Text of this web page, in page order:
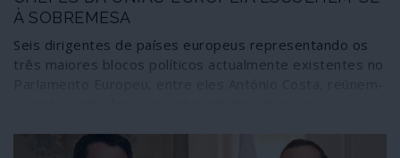
À SOBREMESA
Seis dirigentes de países europeus representando os
três maiores blocos políticos actualmente existentes no
lugares de chefia das mais importantes instituições da